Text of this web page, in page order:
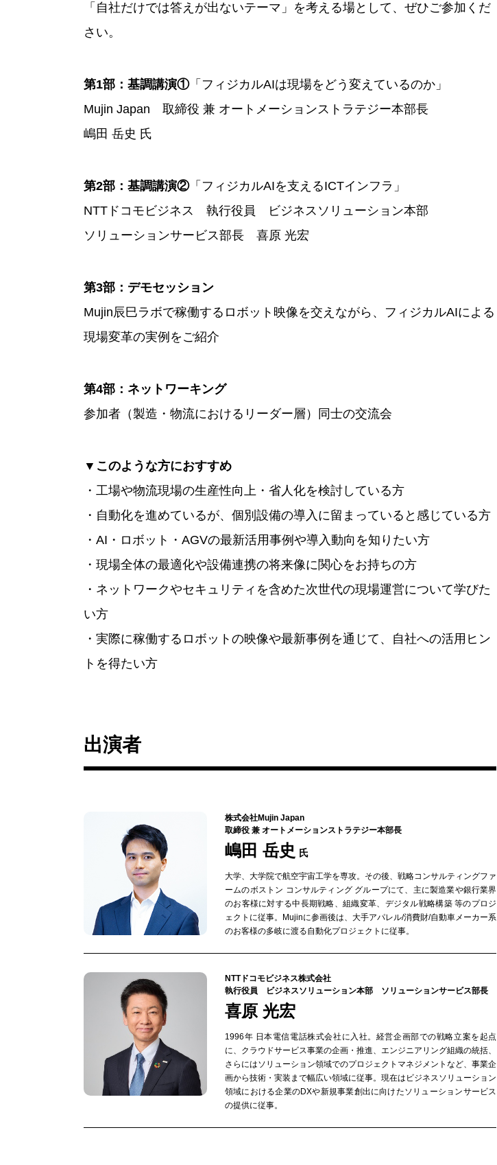
「自社だけでは答えが出ないテーマ」を考える場として、ぜひご参加くだ
さい。
第1部：基調講演①「フィジカルAIは現場をどう変えているのか」
Mujin Japan 取締役 兼 オートメーションストラテジー本部長
嶋田 岳史 氏
第2部：基調講演②「フィジカルAIを支えるICTインフラ」
NTTドコモビジネス 執行役員 ビジネスソリューション本部
ソリューションサービス部長 喜原 光宏
第3部：デモセッション
Mujin辰巳ラボで稼働するロボット映像を交えながら、フィジカルAIによる
現場変革の実例をご紹介
第4部：ネットワーキング
参加者（製造・物流におけるリーダー層）同士の交流会
▼このような方におすすめ
・工場や物流現場の生産性向上・省人化を検討している方
・自動化を進めているが、個別設備の導入に留まっていると感じている方
・AI・ロボット・AGVの最新活用事例や導入動向を知りたい方
・現場全体の最適化や設備連携の将来像に関心をお持ちの方
・ネットワークやセキュリティを含めた次世代の現場運営について学びた
い方
・実際に稼働するロボットの映像や最新事例を通じて、自社への活用ヒン
トを得たい方
出演者
株式会社Mujin Japan
取締役 兼 オートメーションストラテジー本部長
嶋田 岳史 氏
大学、大学院で航空宇宙工学を専攻。その後、戦略コンサルティングファ
ームのボストン コンサルティング グループにて、主に製造業や銀行業界
のお客様に対する中長期戦略、組織変革、デジタル戦略構築 等のプロジ
ェクトに従事。Mujinに参画後は、大手アパレル/消費財/自動車メーカー系
のお客様の多岐に渡る自動化プロジェクトに従事。
NTTドコモビジネス株式会社
執行役員 ビジネスソリューション本部 ソリューションサービス部長
喜原 光宏
1996年 日本電信電話株式会社に入社。経営企画部での戦略立案を起点
に、クラウドサービス事業の企画・推進、エンジニアリング組織の統括、
さらにはソリューション領域でのプロジェクトマネジメントなど、事業企
画から技術・実装まで幅広い領域に従事。現在はビジネスソリューション
領域における企業のDXや新規事業創出に向けたソリューションサービス
の提供に従事。